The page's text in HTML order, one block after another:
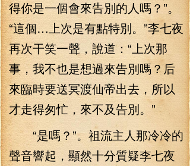
得你是一個會來告別的人嗎？”。
“這個…上次是有點特別。”李七夜
再次干笑一聲，說道：“上次那
事，我不也是想過來告別嗎？后
來臨時要送冥渡仙帝出去，所以
才走得匆忙，來不及告別。”
“是嗎？”。祖流主人那冷冷的
聲音響起，顯然十分質疑李七夜